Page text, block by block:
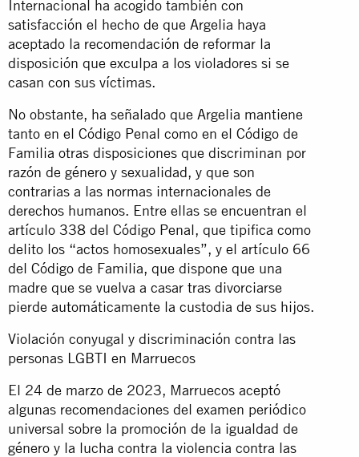
Internacional ha acogido también con
satisfacción el hecho de que Argelia haya
aceptado la recomendación de reformar la
disposición que exculpa a los violadores si se
casan con sus víctimas.
No obstante, ha señalado que Argelia mantiene
tanto en el Código Penal como en el Código de
Familia otras disposiciones que discriminan por
razón de género y sexualidad, y que son
contrarias a las normas internacionales de
derechos humanos. Entre ellas se encuentran el
artículo 338 del Código Penal, que tipifica como
delito los “actos homosexuales”, y el artículo 66
del Código de Familia, que dispone que una
madre que se vuelva a casar tras divorciarse
pierde automáticamente la custodia de sus hijos.
Violación conyugal y discriminación contra las
personas LGBTI en Marruecos
El 24 de marzo de 2023, Marruecos aceptó
algunas recomendaciones del examen periódico
universal sobre la promoción de la igualdad de
género y la lucha contra la violencia contra las